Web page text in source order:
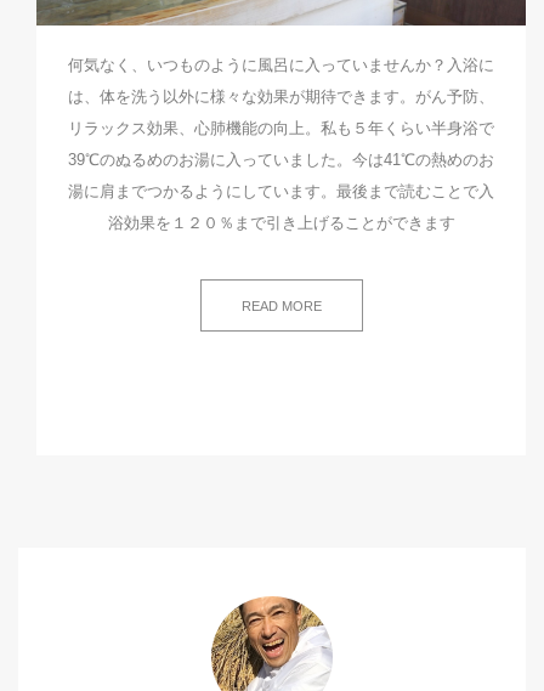
何気なく、いつものように風呂に入っていませんか？入浴に
は、体を洗う以外に様々な効果が期待できます。がん予防、
リラックス効果、心肺機能の向上。私も５年くらい半身浴で
39℃のぬるめのお湯に入っていました。今は41℃の熱めのお
湯に肩までつかるようにしています。最後まで読むことで入
浴効果を１２０％まで引き上げることができます
READ MORE